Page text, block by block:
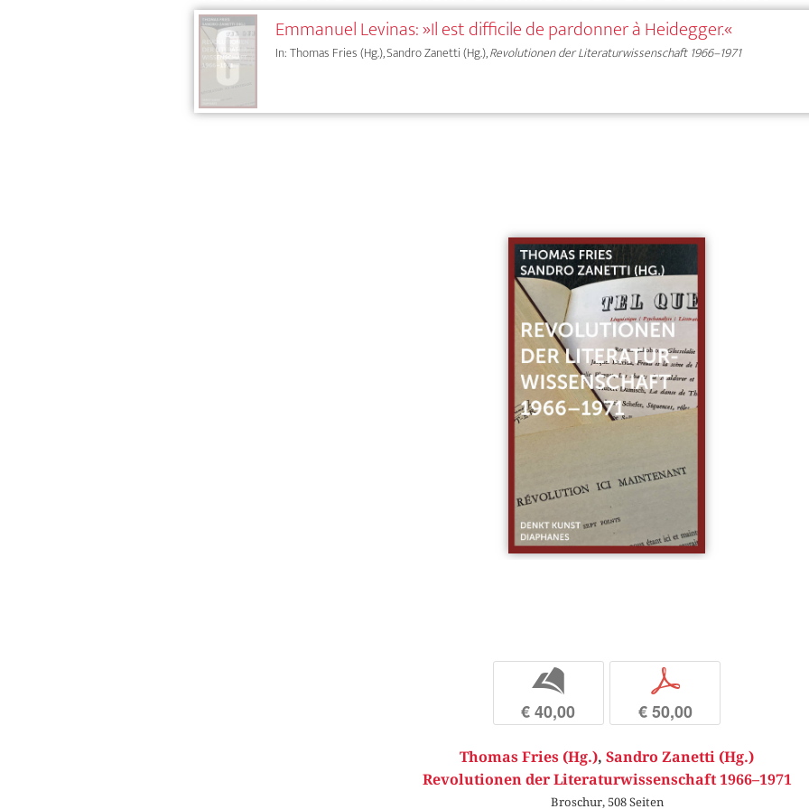
Emmanuel Levinas: »Il est difficile de pardonner à Heidegger.«
In: Thomas Fries (Hg.), Sandro Zanetti (Hg.),Revolutionen der Literaturwissenschaft 1966–1971
b
€ 40,00
p
€ 50,00
Thomas Fries (Hg.), Sandro Zanetti (Hg.)
Revolutionen der Literaturwissenschaft 1966–1971
Broschur, 508 Seiten